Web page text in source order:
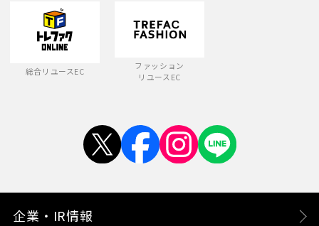
総合リユースEC
ファッション
リユースEC
企業・IR情報